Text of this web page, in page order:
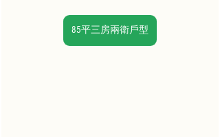
85平三房兩衛戶型